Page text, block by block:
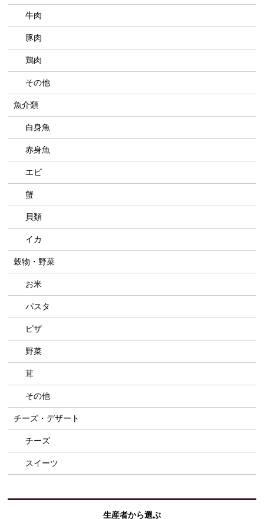
牛肉
豚肉
鶏肉
その他
魚介類
白身魚
赤身魚
エビ
蟹
貝類
イカ
穀物・野菜
お米
パスタ
ピザ
野菜
茸
その他
チーズ・デザート
チーズ
スイーツ
生産者から選ぶ